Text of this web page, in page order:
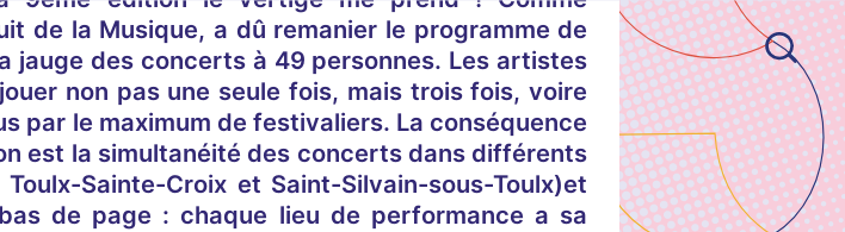
de la Musique, a dû remanier le programme de
jauge des concerts à 49 personnes. Les artistes
non pas une seule fois, mais trois fois, voire
par le maximum de festivaliers. La conséquence
est la simultanéité des concerts dans différents
Sainte-Croix et Saint-Silvain-sous-Toulx)et
de page : chaque lieu de performance a sa